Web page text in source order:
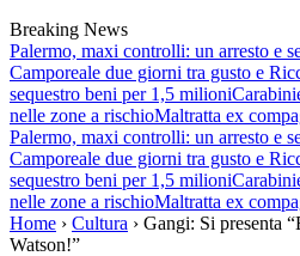
Breaking News
Palermo, maxi controlli: un arresto e
Camporeale due giorni tra gusto e
sequestro beni per 1,5 milioni
nelle zone a rischioMaltratta ex
Palermo, maxi controlli: un arresto e
Camporeale due giorni tra gusto e
sequestro beni per 1,5 milioni
nelle zone a rischioMaltratta ex
Home › Cultura › Gangi: Si presenta
Watson!”